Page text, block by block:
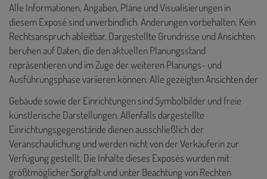
Alle Informationen, Angaben, Pläne und Visualisierungen in
diesem Exposé sind unverbindlich. Änderungen vorbehalten. Kein
Rechtsanspruch ableitbar. Dargestellte Grundrisse und Ansichten
beruhen auf Daten, die den aktuellen Planungsstand
repräsentieren und im Zuge der weiteren Planungs- und
Ausführungsphase variieren können. Alle gezeigten Ansichten der
Gebäude sowie der Einrichtungen sind Symbolbilder und freie
künstlerische Darstellungen. Allenfalls dargestellte
Einrichtungsgegenstände dienen ausschließlich der
Veranschaulichung und werden nicht von der Verkäuferin zur
Verfügung gestellt. Die Inhalte dieses Exposés wurden mit
größtmöglicher Sorgfalt und unter Beachtung von Rechten